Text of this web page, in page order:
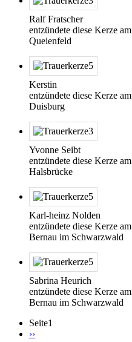
Ralf Fratscher
entzündete diese Kerze am
Queienfeld
Kerstin
entzündete diese Kerze am
Duisburg
Yvonne Seibt
entzündete diese Kerze am
Halsbrücke
Karl-heinz Nolden
entzündete diese Kerze am
Bernau im Schwarzwald
Sabrina Heurich
entzündete diese Kerze am
Bernau im Schwarzwald
Seite1
Nächste
››